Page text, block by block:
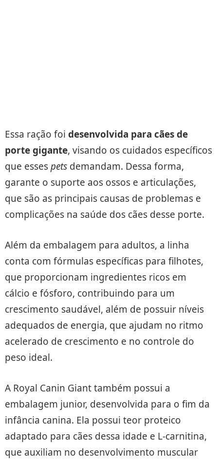
Essa ração foi desenvolvida para cães de
porte gigante, visando os cuidados específicos
que essespets demandam. Dessa forma,
garante o suporte aos ossos e articulações,
que são as principais causas de problemas e
complicações na saúde dos cães desse porte.
Além da embalagem para adultos, a linha
conta com fórmulas específicas para filhotes,
que proporcionam ingredientes ricos em
cálcio e fósforo, contribuindo para um
crescimento saudável, além de possuir níveis
adequados de energia, que ajudam no ritmo
acelerado de crescimento e no controle do
peso ideal.
A Royal Canin Giant também possui a
embalagem junior, desenvolvida para o fim da
infância canina. Ela possui teor proteico
adaptado para cães dessa idade e L-carnitina,
que auxiliam no desenvolvimento muscular